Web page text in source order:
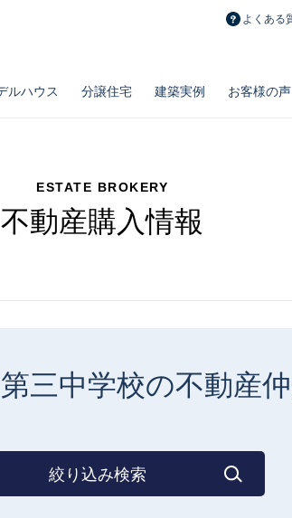
よくある
ルハウス 分譲住宅 建築実例 お客様の声
ESTATE BROKERY
不動産購入情報
三中学校の不動産
絞り込み検索